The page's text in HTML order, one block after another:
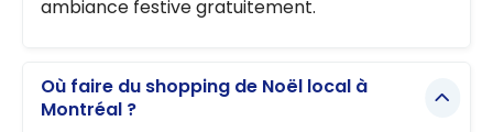
ambiance festive gratuitement.
Où faire du shopping de Noël local à
Montréal ?